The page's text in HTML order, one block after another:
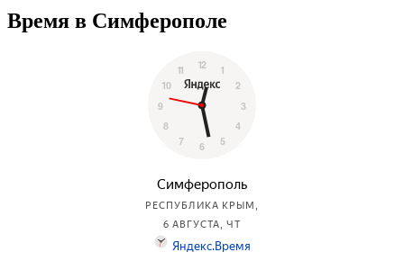
Время в Симферополе